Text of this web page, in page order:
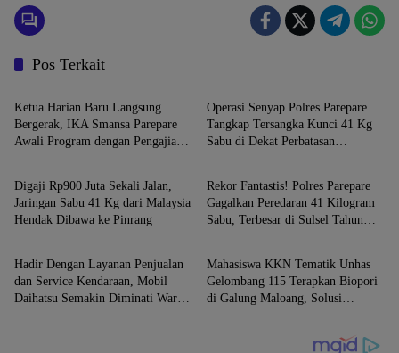
Pos Terkait
PAREPARE
Ketua Harian Baru Langsung
Bergerak, IKA Smansa Parepare
Awali Program dengan Pengajian
Operasi Senyap Polres Parepare
Tangkap Tersangka Kunci 41 Kg
Sabu di Dekat Perbatasan
PAREPARE
Digaji Rp900 Juta Sekali Jalan,
Jaringan Sabu 41 Kg dari Malaysia
Hendak Dibawa ke Pinrang
PAREPARE
Rekor Fantastis! Polres Parepare
Gagalkan Peredaran 41 Kilogram
Sabu, Terbesar di Sulsel Tahun
Berita
Hadir Dengan Layanan Penjualan
dan Service Kendaraan, Mobil
Daihatsu Semakin Diminati Warga
PAREPARE
Mahasiswa KKN Tematik Unhas
Gelombang 115 Terapkan Biopori
di Galung Maloang, Solusi